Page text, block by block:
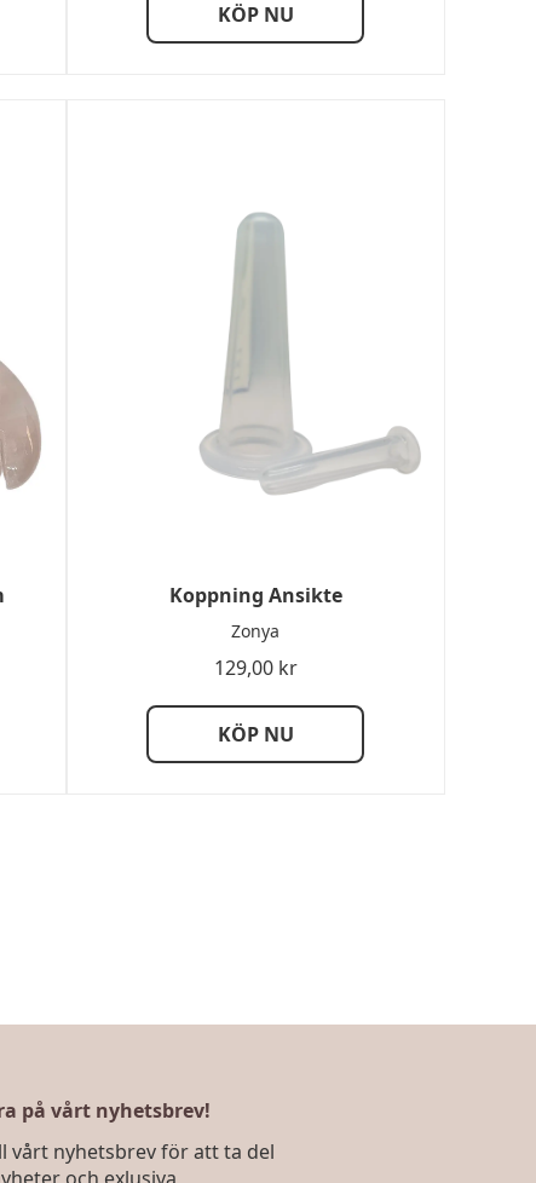
KÖP NU
Koppning Ansikte
Zonya
129,00 kr
KÖP NU
på vårt nyhetsbrev!
vårt nyhetsbrev för att ta del